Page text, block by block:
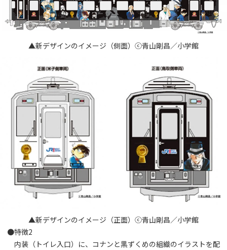
▲新デザインのイメージ（側面）ⓒ青山剛昌／小学館
▲新デザインのイメージ（正面）ⓒ青山剛昌／小学館
●特徴2
内装（トイレ入口）に、コナンと黒ずくめの組織のイラストを配